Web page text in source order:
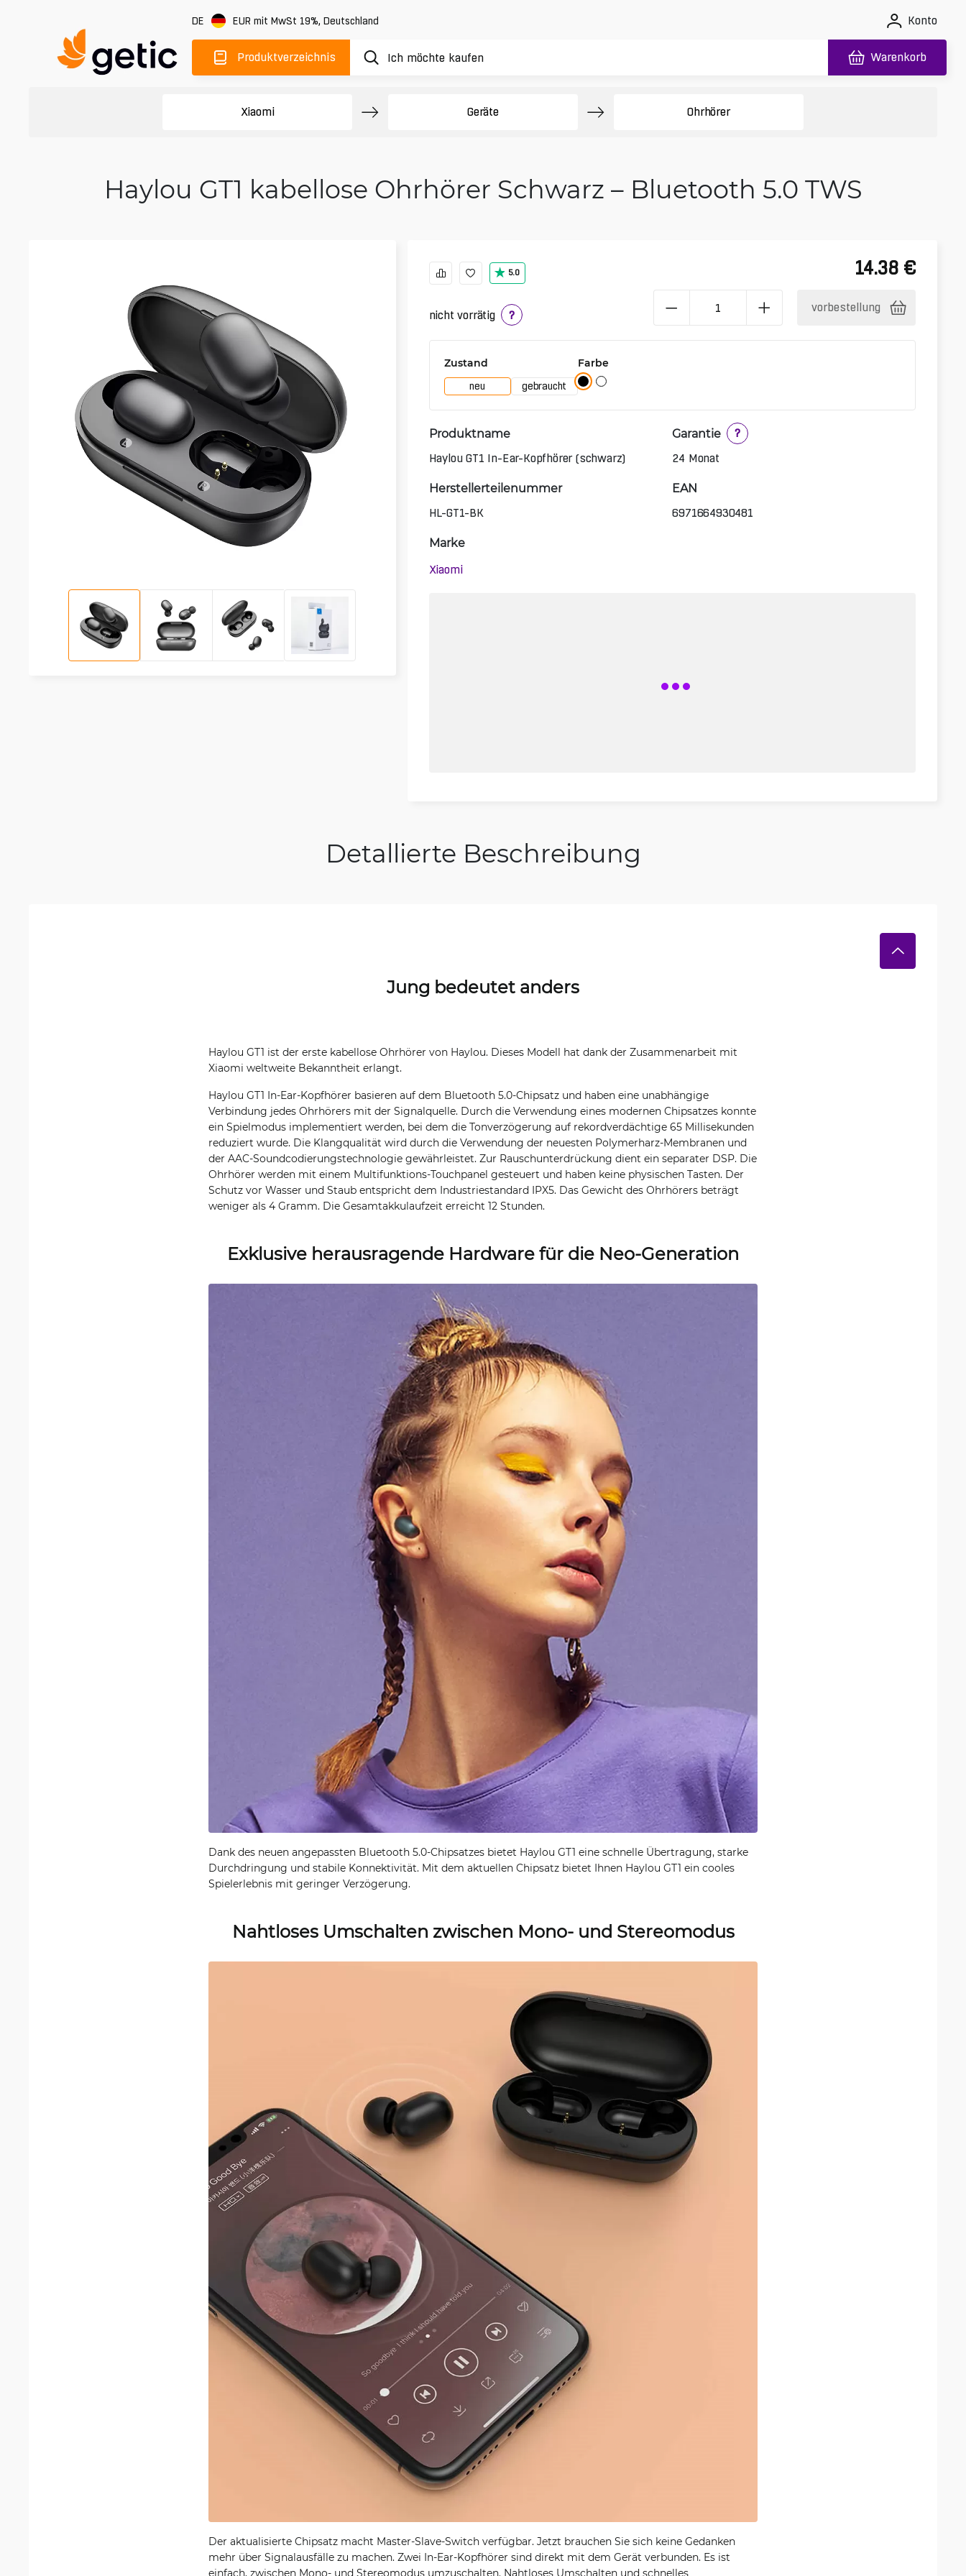
DE EUR mit MwSt 19%, Deutschland Konto
Produktverzeichnis Warenkorb
Xiaomi Geräte Ohrhörer
Haylou GT1 kabellose Ohrhörer Schwarz – Bluetooth 5.0 TWS
5.0
nicht vorrätig ?
14.38 €
vorbestellung
Zustand
neu gebraucht
Farbe
Produktname
Haylou GT1 In-Ear-Kopfhörer (schwarz)
Garantie
?
24 Monat
Herstellerteilenummer
HL-GT1-BK
EAN
6971664930481
Marke
Xiaomi
Detallierte Beschreibung
Jung bedeutet anders
Haylou GT1 ist der erste kabellose Ohrhörer von Haylou. Dieses Modell hat dank der Zusammenarbeit mit
Xiaomi weltweite Bekanntheit erlangt.
Haylou GT1 In-Ear-Kopfhörer basieren auf dem Bluetooth 5.0-Chipsatz und haben eine unabhängige
Verbindung jedes Ohrhörers mit der Signalquelle. Durch die Verwendung eines modernen Chipsatzes konnte
ein Spielmodus implementiert werden, bei dem die Tonverzögerung auf rekordverdächtige 65 Millisekunden
reduziert wurde. Die Klangqualität wird durch die Verwendung der neuesten Polymerharz-Membranen und
der AAC-Soundcodierungstechnologie gewährleistet. Zur Rauschunterdrückung dient ein separater DSP. Die
Ohrhörer werden mit einem Multifunktions-Touchpanel gesteuert und haben keine physischen Tasten. Der
Schutz vor Wasser und Staub entspricht dem Industriestandard IPX5. Das Gewicht des Ohrhörers beträgt
weniger als 4 Gramm. Die Gesamtakkulaufzeit erreicht 12 Stunden.
Exklusive herausragende Hardware für die Neo-Generation
Dank des neuen angepassten Bluetooth 5.0-Chipsatzes bietet Haylou GT1 eine schnelle Übertragung, starke
Durchdringung und stabile Konnektivität. Mit dem aktuellen Chipsatz bietet Ihnen Haylou GT1 ein cooles
Spielerlebnis mit geringer Verzögerung.
Nahtloses Umschalten zwischen Mono- und Stereomodus
Der aktualisierte Chipsatz macht Master-Slave-Switch verfügbar. Jetzt brauchen Sie sich keine Gedanken
mehr über Signalausfälle zu machen. Zwei In-Ear-Kopfhörer sind direkt mit dem Gerät verbunden. Es ist
einfach, zwischen Mono- und Stereomodus umzuschalten. Nahtloses Umschalten und schnelles